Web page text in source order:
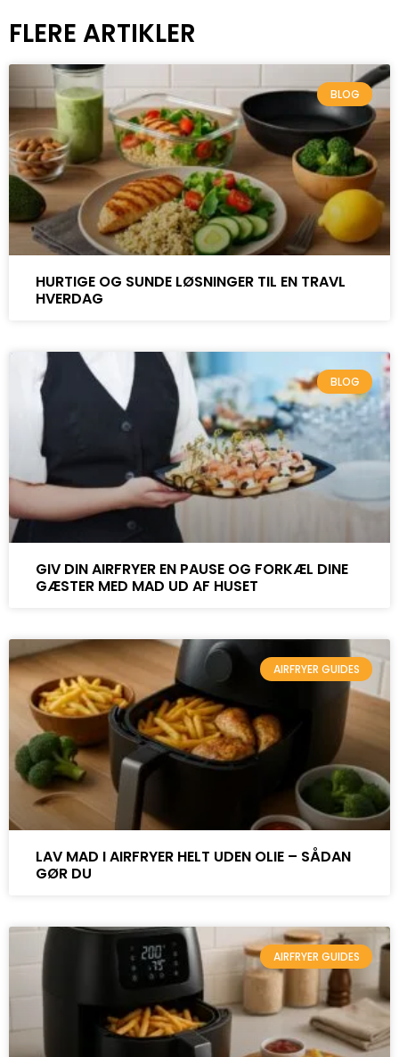
FLERE ARTIKLER
BLOG
HURTIGE OG SUNDE LØSNINGER TIL EN TRAVL
HVERDAG
BLOG
GIV DIN AIRFRYER EN PAUSE OG FORKÆL DINE
GÆSTER MED MAD UD AF HUSET
AIRFRYER GUIDES
LAV MAD I AIRFRYER HELT UDEN OLIE – SÅDAN
GØR DU
AIRFRYER GUIDES